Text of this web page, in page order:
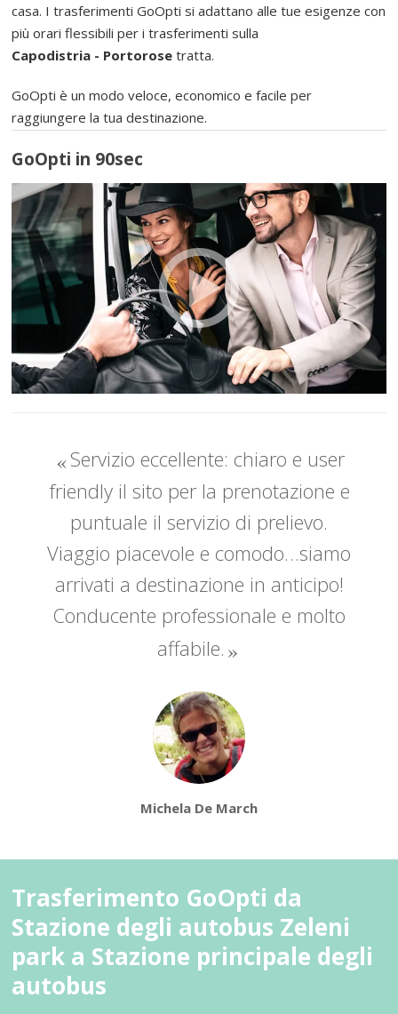
casa. I trasferimenti GoOpti si adattano alle tue esigenze con
più orari flessibili per i trasferimenti sulla
Capodistria - Portorose tratta.
GoOpti è un modo veloce, economico e facile per
raggiungere la tua destinazione.
GoOpti in 90sec
Servizio eccellente: chiaro e user
friendly il sito per la prenotazione e
puntuale il servizio di prelievo.
Viaggio piacevole e comodo…siamo
arrivati a destinazione in anticipo!
Conducente professionale e molto
affabile.
Michela De March
Trasferimento GoOpti da
Stazione degli autobus Zeleni
park a Stazione principale degli
autobus